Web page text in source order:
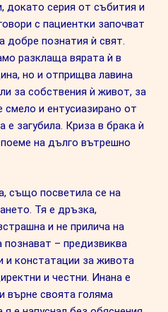
докато серия от събития и
с пациентки започват
добре познатия ѝ свят.
разклаща вярата ѝ в
но и отприщва лавина
за собствения ѝ живот, за
и ентусиазирано от
загубила. Криза в брака ѝ
на дълго вътрешно
също посветила се на
Тя е дръзка,
и не прилича на
познават – предизвиква
и констатации за живота
и честни. Инана е
върне своята голяма